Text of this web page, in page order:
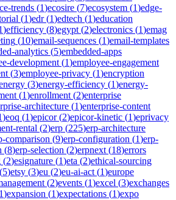
trends (1)ecosire (7)ecosystem (1)edge-
(1)edr(1)edtech (1)education
)efficiency (8)egypt (2)electronics (1)emag
(10)email-sequences (1)email-templates
analytics (5)embedded-apps
development (1)employee-engagement
(3)employee-privacy (1)encryption
(3)energy-efficiency (1)energy-
(1)enrollment (2)enterprise
architecture (1)enterprise-content
)eoq (1)epicor(2)epicor-kinetic (1)eprivacy
rental (2)erp (225)erp-architecture
comparison (9)erp-configuration (1)erp-
(8)erp-selection (2)erpnext (18)errors
(2)esignature (1)eta (2)ethical-sourcing
(5)etsy (3)eu (2)eu-ai-act (1)europe
(2)events (1)excel (3)exchanges
1)expansion (1)expectations (1)expo